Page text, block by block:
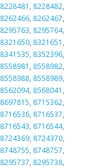
8228481 , 8228482,
8262466, 8262467,
8295763, 8295764,
8321650, 8321651 ,
8341535, 8352396,
8558981 , 8558982,
8558988, 8558989,
8562094, 8568041 ,
8697815, 8715362,
8716536, 8716537,
8716543, 8716544,
8724369, 8724370,
8748755, 8748757,
8295737, 8295738,